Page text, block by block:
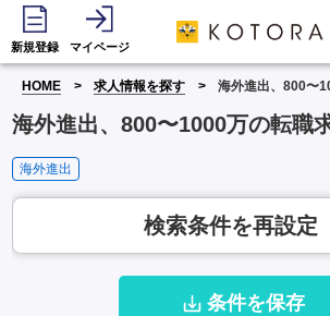
新規登録 マイページ
HOME 求人情報を探す 海外進出、800〜
海外進出、800〜1000万の転職
海外進出
検索条件を再設定
条件を保存